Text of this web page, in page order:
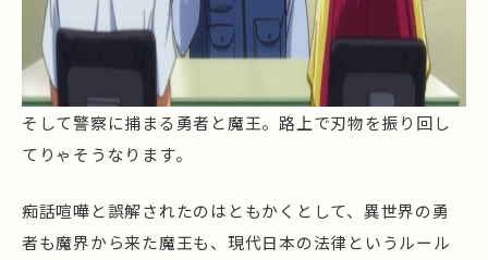
そして警察に捕まる勇者と魔王。路上で刃物を振り回し
てりゃそうなります。
痴話喧嘩と誤解されたのはともかくとして、異世界の勇
者も魔界から来た魔王も、現代日本の法律というルール